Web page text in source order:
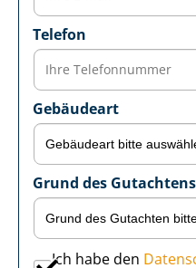
Telefon
Gebäudeart
Grund des Gutachtens
Ich habe den